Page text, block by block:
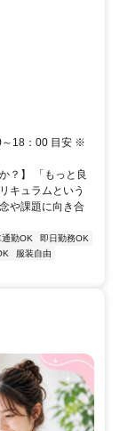
～18：00 目安 ※
？】 「もっと良
キュラムという
や課題に向き合
通勤OK
即日勤務OK
服装自由